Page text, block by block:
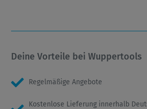
Deine Vorteile bei Wuppertools
Regelmäßige Angebote
Kostenlose Lieferung innerhalb